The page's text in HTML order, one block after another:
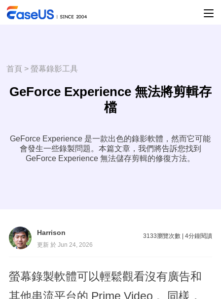
首頁 >螢幕錄影工具
GeForce Experience 無法將剪輯存
檔
GeForce Experience 是一款出色的錄影軟體，然而它可能
會發生一些錄製問題。本篇文章，我們將告訴您找到
GeForce Experience 無法儲存剪輯的修復方法。
Harrison
更新 於 Jun 24, 2026
3133瀏覽次數 |4分鐘閱讀
螢幕錄製軟體可以輕鬆觀看沒有廣告和
其他串流平台的 Prime Video 。同樣，